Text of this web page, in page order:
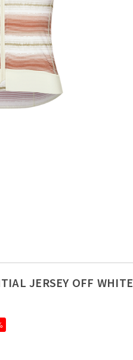
JERSEY OFF WHITE